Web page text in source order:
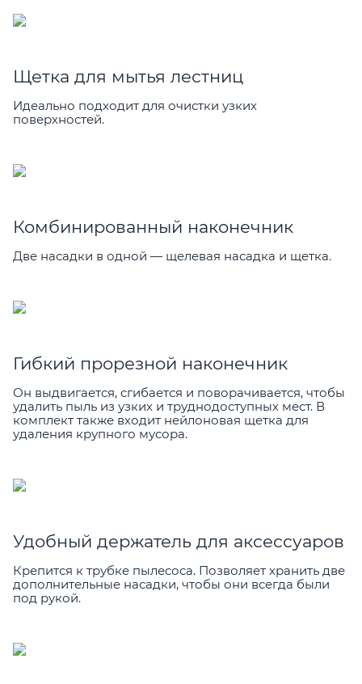
Щетка для мытья лестниц
Идеально подходит для очистки узких
поверхностей.
Комбинированный наконечник
Две насадки в одной — щелевая насадка и щетка.
Гибкий прорезной наконечник
Он выдвигается, сгибается и поворачивается, чтобы
удалить пыль из узких и труднодоступных мест. В
комплект также входит нейлоновая щетка для
удаления крупного мусора.
Удобный держатель для аксессуаров
Крепится к трубке пылесоса. Позволяет хранить две
дополнительные насадки, чтобы они всегда были
под рукой.